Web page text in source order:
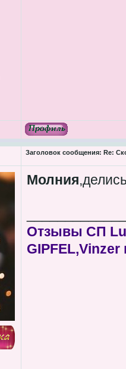
Заголовок сообщения: Re:
Молния
Отзывы СП
GIPFEL,Vinzer